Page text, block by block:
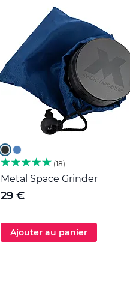
18
Metal Space Grinder
29 €
Ajouter au panier